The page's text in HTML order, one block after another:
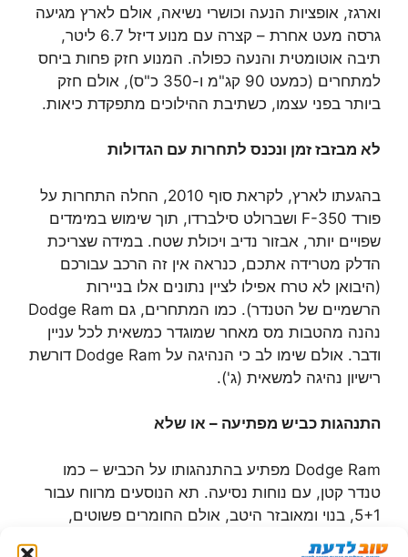
וארגז, אופציות הנעה וכושרי נשיאה, אולם לארץ מגיעה
גרסה מעט אחרת – קצרה עם מנוע דיזל 6.7 ליטר,
תיבה אוטומטית והנעה כפולה. המנוע חזק פחות ביחס
למתחרים (כמעט 90 קג"מ ו-350 כ"ס), אולם חזק
ביותר בפני עצמו, כשתיבת ההילוכים מתפקדת כיאות.
לא מבזבז זמן ונכנס לתחרות עם הגדולות
בהגעתו לארץ, לקראת סוף 2010, החלה התחרות על
פורד F-350 ושברולט סילברדו, תוך שימוש במימדים
שפויים יותר, אבזור נדיב ויכולת שטח. במידה שצריכת
הדלק מטרידה אתכם, כנראה אין זה הרכב עבורכם
(היבואן לא טרח אפילו לציין נתונים אלו בניירות
הרשמיים של הטנדר). כמו המתחרים, גם Dodge Ram
נהנה מהטבות מס מאחר שמוגדר כמשאית לכל עניין
ודבר. אולם שימו לב כי הנהיגה על Dodge Ram דורשת
רישיון נהיגה למשאית (ג').
התנהגות כביש מפתיעה – או שלא
Dodge Ram מפתיע בהתנהגותו על הכביש – כמו
טנדר קטן, עם נוחות נסיעה. תא הנוסעים מרווח עבור
5+1, בנוי ומאובזר היטב, אולם החומרים פשוטים,
כמקובל בז'אנר זה. בלם-אגזוז יחיד מתגבר את מערכת